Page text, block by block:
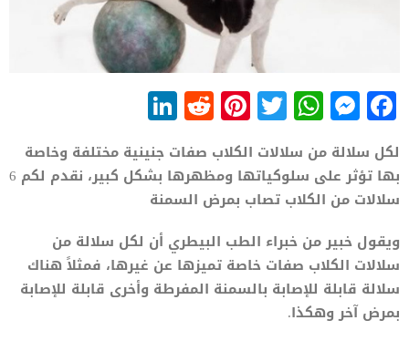
Facebook
Messenger
WhatsApp
Twitter
Pinterest
Reddit
لكل سلالة من سلالات الكلاب صفات جنينية مختلفة وخاصة
بها تؤثر على سلوكياتها ومظهرها بشكل كبير، نقدم لكم 6
سلالات من الكلاب تصاب بمرض السمنة
ويقول خبير من خبراء الطب البيطري أن لكل سلالة من
سلالات الكلاب صفات خاصة تميزها عن غيرها، فمثلاً هناك
سلالة قابلة للإصابة بالسمنة المفرطة وأخرى قابلة للإصابة
بمرض آخر وهكذا.